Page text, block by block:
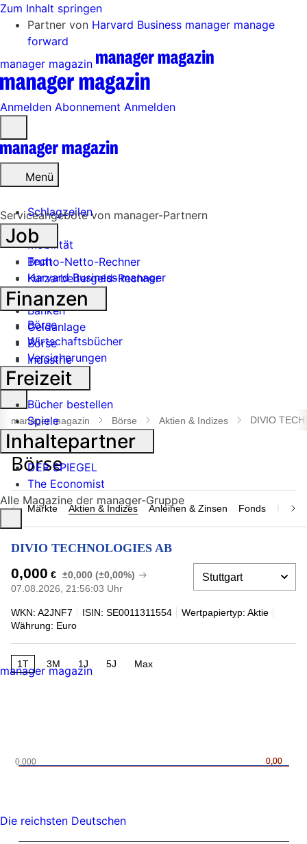
Zum Inhalt springen
Partner von Harvard Business manager manage
forward
manager magazin
Anmelden Abonnement Anmelden
öffnen
Menü
Schlagzeilen
Mobilität
Tech
Harvard Business manager
Handel
Banken
Geldanlage
Börse
Industrie
Suche
öffnen
manager magazin Börse Aktien & Indizes DIVIO
Märkte Aktien & Indizes Anleihen & Zinsen Fonds
DIVIO TECHNOLOGIES AB
0,000 € ±0,000 (±0,00%)
07.08.2026, 21:56:03 Uhr
WKN: A2JNF7 ISIN: SE0011311554
Wertpapiertyp: Aktie
Währung: Euro
1T 3M 1J 5J Max
0,00
0,00
0,000
Serviceangebote von manager-Partnern
Job
Brutto-Netto-Rechner
Kurzarbeitergeld-Rechner
Finanzen
Börse
Wirtschaftsbücher
Versicherungen
Freizeit
Bücher bestellen
Spiele
Inhaltepartner
DER SPIEGEL
The Economist
Alle Magazine der manager-Gruppe
manager magazin
Die reichsten Deutschen